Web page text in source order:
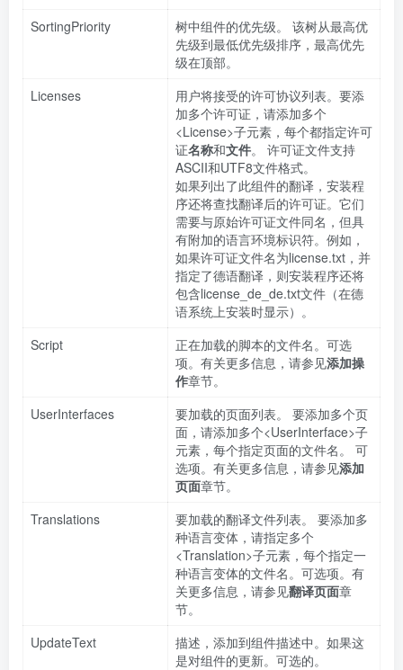
SortingPriority
树中组件的优先级。 该树从最高优
先级到最低优先级排序，最高优先
级在顶部。
Licenses
用户将接受的许可协议列表。要添
加多个许可证，请添加多个
<License>子元素，每个都指定许可
证名称和文件。 许可证文件支持
ASCII和UTF8文件格式。
如果列出了此组件的翻译，安装程
序还将查找翻译后的许可证。它们
需要与原始许可证文件同名，但具
有附加的语言环境标识符。例如，
如果许可证文件名为license.txt，并
指定了德语翻译，则安装程序还将
包含license_de_de.txt文件（在德
语系统上安装时显示）。
Script
正在加载的脚本的文件名。可选
项。有关更多信息，请参见添加操
作章节。
UserInterfaces
要加载的页面列表。 要添加多个页
面，请添加多个<UserInterface>子
元素，每个指定页面的文件名。 可
选项。有关更多信息，请参见添加
页面章节。
Translations
要加载的翻译文件列表。 要添加多
种语言变体，请指定多个
<Translation>子元素，每个指定一
种语言变体的文件名。可选项。有
关更多信息，请参见翻译页面章
节。
UpdateText
描述，添加到组件描述中。如果这
是对组件的更新。可选的。